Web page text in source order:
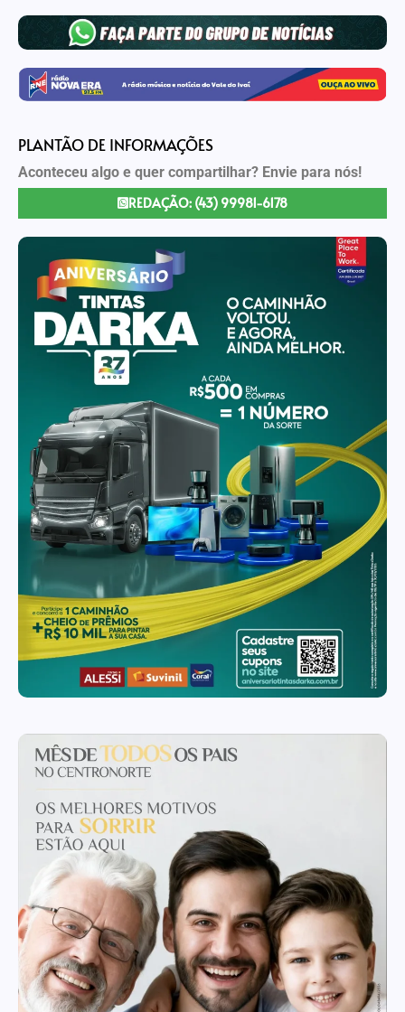
PLANTÃO DE INFORMAÇÕES
Aconteceu algo e quer compartilhar? Envie para nós!
REDAÇÃO: (43) 99981-6178